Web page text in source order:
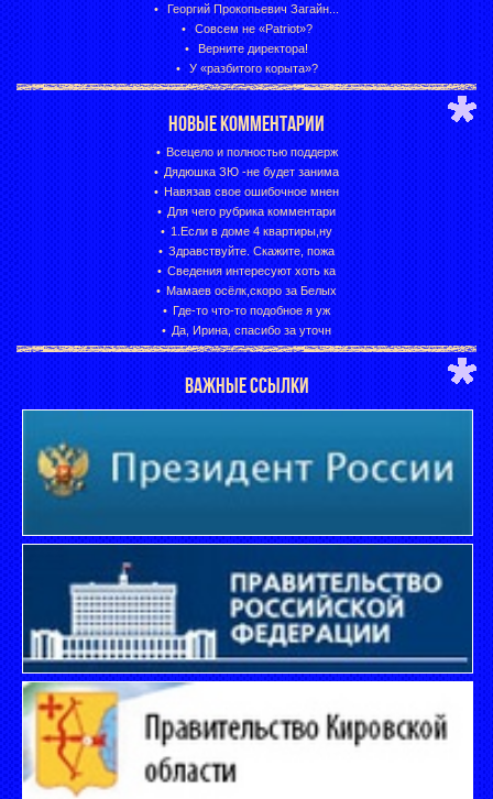
Георгий Прокопьевич Загайн...
Совсем не «Patriot»?
Верните директора!
У «разбитого корыта»?
НОВЫЕ КОММЕНТАРИИ
Всецело и полностью поддерж
Дядюшка ЗЮ -не будет занима
Навязав свое ошибочное мнен
Для чего рубрика комментари
1.Если в доме 4 квартиры,ну
Здравствуйте. Скажите, пожа
Сведения интересуют хоть ка
Мамаев осёлк,скоро за Белых
Где-то что-то подобное я уж
Да, Ирина, спасибо за уточн
ВАЖНЫЕ ССЫЛКИ